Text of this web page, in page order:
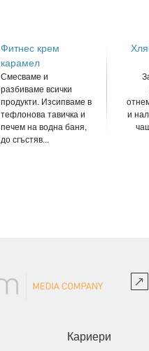
Фитнес крем
карамел
Смесваме и
разбиваме всички
продукти. Изсипваме в
тефлонова тавичка и
печем на водна баня,
до сгъстяв...
и
Кариери